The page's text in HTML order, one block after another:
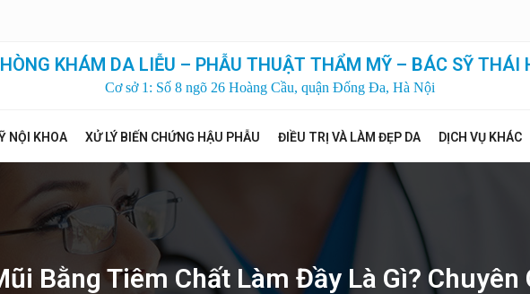
KHÁM DA LIỄU – PHẪU THUẬT THẨM MỸ – BÁC SỸ THÁI
Cơ sở 1: Số 8 ngõ 26 Hoàng Cầu, quận Đống Đa, Hà Nội
NỘI KHOA XỬ LÝ BIẾN CHỨNG HẬU PHẪU ĐIỀU TRỊ VÀ LÀM ĐẸP DA DỊCH VỤ KHÁC
Bằng Tiêm Chất Làm Đầy Là Gì? Chuyên